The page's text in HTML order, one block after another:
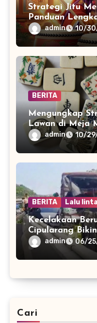
Strategi Jitu
Panduan
admin 10/
BERITA
Mengungkap
Lawan di Meja
admin 10/
BERITA Lalu
Kecelakaan
Cipularang
Diminta
admin 06/
Cari